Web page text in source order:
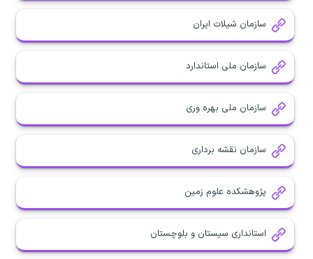
سازمان شیلات ایران
سازمان ملی استاندارد
سازمان ملی بهره وری
سازمان نقشه برداری
پژوهشکده علوم زمین
استانداری سیستان و بلوچستان